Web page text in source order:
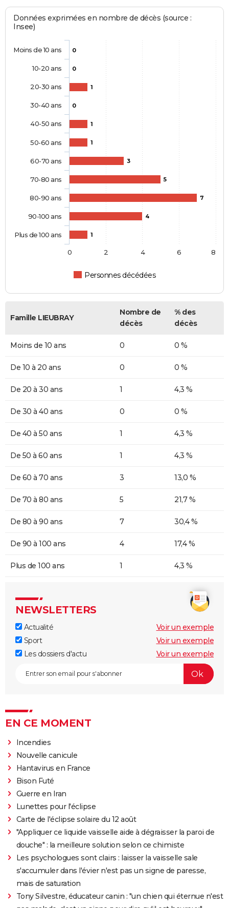
Données exprimées en nombre de décès (source :
Insee)
0
0
1
0
1
1
3
5
7
4
1
Personnes décédées
Moins de 10 ans
10-20 ans
20-30 ans
30-40 ans
40-50 ans
50-60 ans
60-70 ans
70-80 ans
80-90 ans
90-100 ans
Plus de 100 ans
0 2 4 6 8
Famille LIEUBRAY
Nombre de
décès
% des
décès
Moins de 10 ans 0 0 %
De 10 à 20 ans 0 0 %
De 20 à 30 ans 1 4,3 %
De 30 à 40 ans 0 0 %
De 40 à 50 ans 1 4,3 %
De 50 à 60 ans 1 4,3 %
De 60 à 70 ans 3 13,0 %
De 70 à 80 ans 5 21,7 %
De 80 à 90 ans 7 30,4 %
De 90 à 100 ans 4 17,4 %
Plus de 100 ans 1 4,3 %
NEWSLETTERS
Actualité
Voir un exemple
Sport
Voir un exemple
Les dossiers d'actu
Voir un exemple
EN CE MOMENT
Incendies
Nouvelle canicule
Hantavirus en France
Bison Futé
Guerre en Iran
Lunettes pour l'éclipse
Carte de l'éclipse solaire du 12 août
"Appliquer ce liquide vaisselle aide à dégraisser la paroi de
douche" : la meilleure solution selon ce chimiste
Les psychologues sont clairs : laisser la vaisselle sale
s'accumuler dans l'évier n'est pas un signe de paresse,
mais de saturation
Tony Silvestre, éducateur canin : "un chien qui éternue n'est